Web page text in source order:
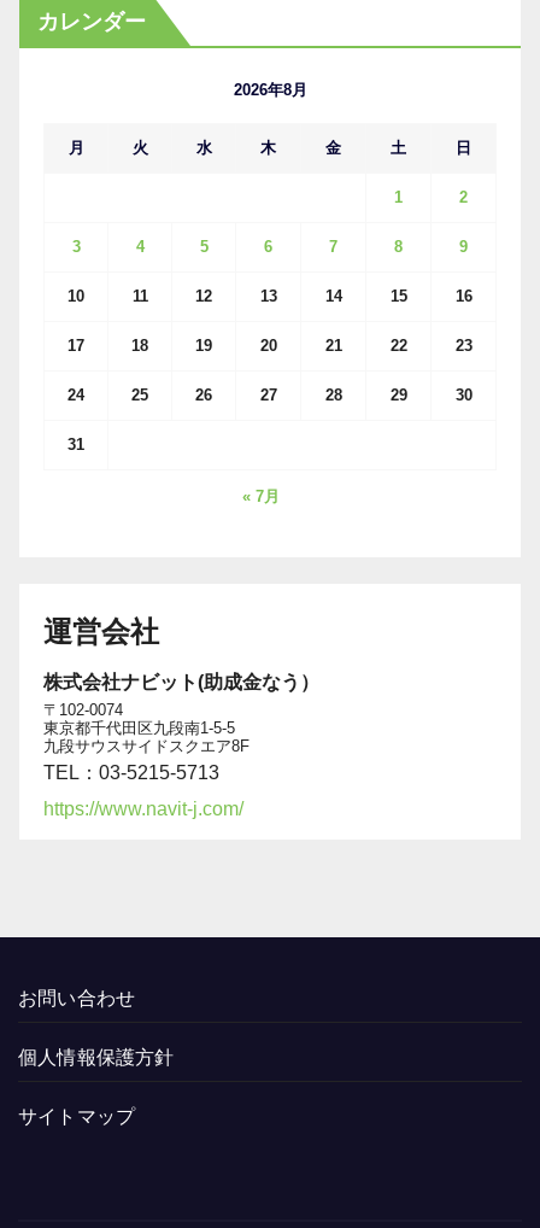
カ
イ
カレンダー
2026年8月
月 火 水 木 金 土 日
1 2
3 4 5 6 7 8 9
10 11 12 13 14 15 16
17 18 19 20 21 22 23
24 25 26 27 28 29 30
31
« 7月
運営会社
株式会社ナビット(助成金なう）
〒102-0074
東京都千代田区九段南1-5-5
九段サウスサイドスクエア8F
TEL：03-5215-5713
https://www.navit-j.com/
お問い合わせ
個人情報保護方針
サイトマップ